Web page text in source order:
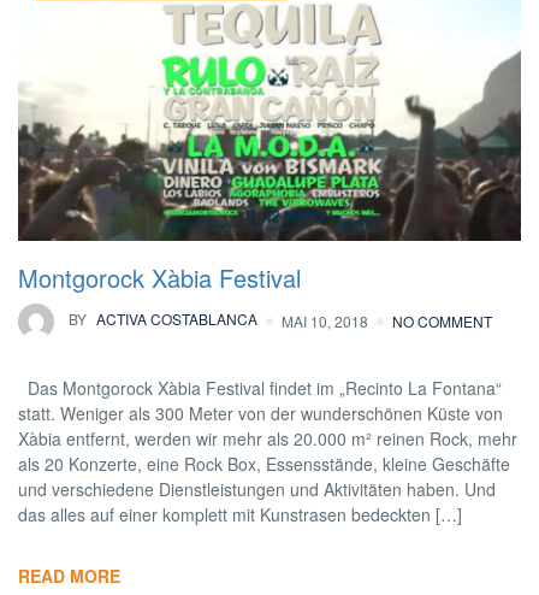
Montgorock Xàbia Festival
BY ACTIVA COSTABLANCA MAI 10, 2018 NO COMMENT
Das Montgorock Xàbia Festival findet im „Recinto La Fontana“
statt. Weniger als 300 Meter von der wunderschönen Küste von
Xàbia entfernt, werden wir mehr als 20.000 m² reinen Rock, mehr
als 20 Konzerte, eine Rock Box, Essensstände, kleine Geschäfte
und verschiedene Dienstleistungen und Aktivitäten haben. Und
das alles auf einer komplett mit Kunstrasen bedeckten […]
READ MORE